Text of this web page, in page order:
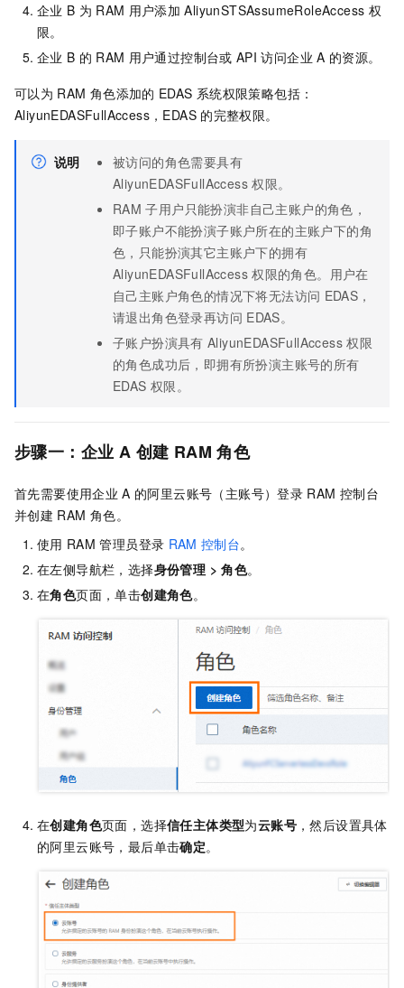
企业 B 为 RAM 用户添加 AliyunSTSAssumeRoleAccess 权
限。
企业 B 的 RAM 用户通过控制台或 API 访问企业 A 的资源。
可以为 RAM 角色添加的 EDAS 系统权限策略包括：
AliyunEDASFullAccess，EDAS 的完整权限。
说明
被访问的角色需要具有
AliyunEDASFullAccess 权限。
RAM 子用户只能扮演非自己主账户的角色，
即子账户不能扮演子账户所在的主账户下的角
色，只能扮演其它主账户下的拥有
AliyunEDASFullAccess 权限的角色。用户在
自己主账户角色的情况下将无法访问 EDAS，
请退出角色登录再访问 EDAS。
子账户扮演具有 AliyunEDASFullAccess 权限
的角色成功后，即拥有所扮演主账号的所有
EDAS 权限。
步骤一：企业 A 创建 RAM 角色
首先需要使用企业 A 的阿里云账号（主账号）登录 RAM 控制台
并创建 RAM 角色。
使用 RAM 管理员登录 RAM 控制台。
在左侧导航栏，选择身份管理 >角色。
在角色页面，单击创建角色。
在创建角色页面，选择信任主体类型为云账号 ，然后设置具体
的阿里云账号，最后单击确定。